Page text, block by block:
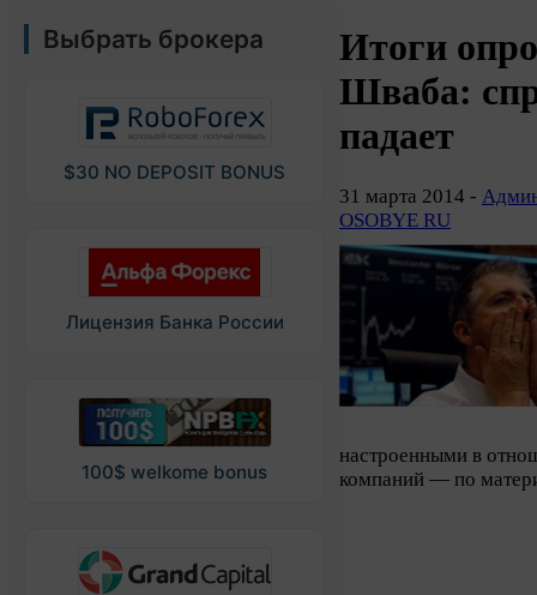
Выбрать брокера
$30 NO DEPOSIT BONUS
Лицензия Банка России
100$ welkome bonus
Итоги
Шваба:
падает
31 марта 2014 -
OSOBYE RU
настроенными в
компаний — по